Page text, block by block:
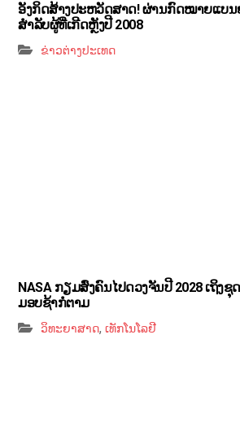
ອັງກິດສ້າງປະຫວັດສາດ! ຜ່ານກົດໝາຍແບ
ສຳລັບຜູ້ທີ່ເກີດຫຼັງປີ 2008
ຂ່າວຕ່າງປະເທດ
NASA ກຽມສົ່ງຄົນໄປດວງຈັນປີ 2028 ເຖິງ
ມອບຊ້າກໍຕາມ
ວິທະຍາສາດ,ເທັກໂນໂລຢີ